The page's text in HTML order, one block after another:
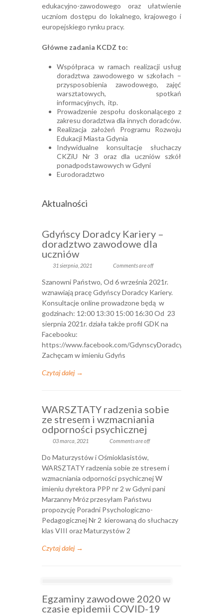
edukacyjno-zawodowego oraz ułatwienie
uczniom dostępu do lokalnego, krajowego i
europejskiego rynku pracy.
Główne zadania KCDZ to:
Współpraca w ramach realizacji usług
doradztwa zawodowego w szkołach –
przysposobienia zawodowego, zajęć
warsztatowych, spotkań
informacyjnych, itp.
Prowadzenie zespołu doskonalącego z
zakresu doradztwa dla innych doradców.
Realizacja założeń Programu Rozwoju
Edukacji Miasta Gdynia
Indywidualne konsultacje słuchaczy
CKZiU Nr 3 oraz dla uczniów szkół
ponadpodstawowych w Gdyni
Eurodoradztwo
Aktualności
Gdyńscy Doradcy Kariery –
doradztwo zawodowe dla
uczniów
31 sierpnia, 2021 Comments are off
Szanowni Państwo, Od 6 września 2021r.
wznawiają pracę Gdyńscy Doradcy Kariery.
Konsultacje online prowadzone będą w
godzinach: 12:00 13:30 15:00 16:30 Od 23
sierpnia 2021r. działa także profil GDK na
Facebooku:
https://www.facebook.com/GdynscyDoradcyKariery
Zachęcam w imieniu Gdyńs
Czytaj dalej →
WARSZTATY radzenia sobie
ze stresem i wzmacniania
odporności psychicznej
03 marca, 2021 Comments are off
Do Maturzystów i Ośmioklasistów,
WARSZTATY radzenia sobie ze stresem i
wzmacniania odporności psychicznej W
imieniu dyrektora PPP nr 2 w Gdyni pani
Marzanny Mróz przesyłam Państwu
propozycję Poradni Psychologiczno-
Pedagogicznej Nr 2 kierowaną do słuchaczy
klas VIII oraz Maturzystów 2
Czytaj dalej →
Egzaminy zawodowe 2020 w
czasie epidemii COVID-19